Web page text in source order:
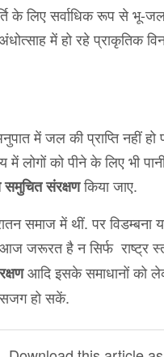
के लिए सर्वाधिक रूप से भू-
में हो रहे
में जल की प्राप्ति नहीं
में लोगों को पीने के लिए भी
समुचित संरक्षणकिया जाए.
समाज में थीं. पर
जरूरत है न सिर्फ राष्ट्र
आदि इसके समाधानों को
सजग हो सकें.